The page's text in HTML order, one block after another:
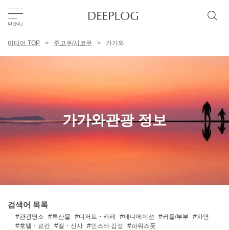
에리어
미디어 TOP 주고쿠/시코쿠 가가와
가가와관광 정보
검색어 목록
관광명소 특산물 디저트・카페 애니메이션 커플/부부
자연
호텔・료칸
절・신사 인스타 감성 파워스폿